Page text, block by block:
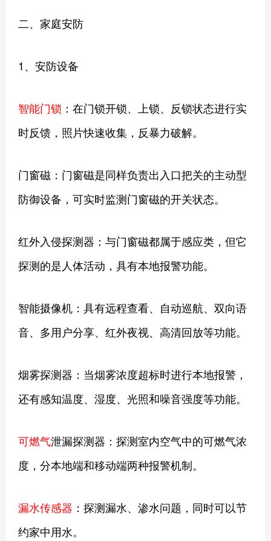
二、家庭安防
1、安防设备
智能门锁 ：在门锁开锁、上锁、反锁状态进行实
时反馈，照片快速收集，反暴力破解。
门窗磁：门窗磁是同样负责出入口把关的主动型
防御设备，可实时监测门窗磁的开关状态。
红外入侵探测器：与门窗磁都属于感应类，但它
探测的是人体活动，具有本地报警功能。
智能摄像机：具有远程查看、自动巡航、双向语
音、多用户分享、红外夜视、高清回放等功能。
烟雾探测器：当烟雾浓度超标时进行本地报警，
还有感知温度、湿度、光照和噪音强度等功能。
可燃气泄漏探测器：探测室内空气中的可燃气浓
度，分本地端和移动端两种报警机制。
漏水传感器 ：探测漏水、渗水问题，同时可以节
约家中用水。